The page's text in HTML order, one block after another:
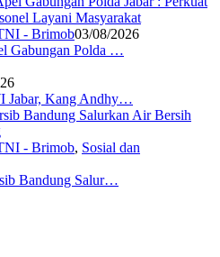
- Brimob03/08/2026
Gabungan Polda …
Jabar, Kang Andhy…
- Brimob, Sosial dan
Bandung Salur…